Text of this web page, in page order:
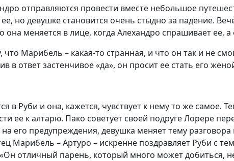
отправляются провести вместе небольшое
ее, но девушке становится очень стыдно за падение.
меняется в лице, когда Алехандро спрашивает ее,
Марибель – какая-то странная, и что он так и не
в ответ застенчивое «да», он просит ее стать его
в Руби и она, кажется, чувствует к нему то же самое.
ее к алтарю. Пако советует своей подруге Лорере
предупреждения, девушка меняет тему
Марибель – Артуро – искренне поздравляет Руби с
отличный парень, который много может добиться,